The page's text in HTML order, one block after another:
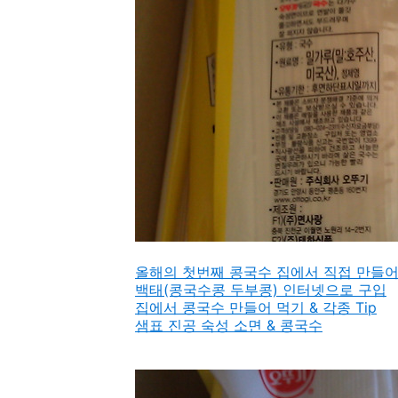
올해의 첫번째 콩국수 집에서 직접 만들
백태(콩국수콩 두부콩) 인터넷으로 구입
집에서 콩국수 만들어 먹기 & 각종 Tip
샘표 진공 숙성 소면 & 콩국수